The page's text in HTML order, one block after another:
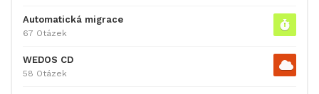
Automatická migrace
67 Otázek
WEDOS CD
58 Otázek